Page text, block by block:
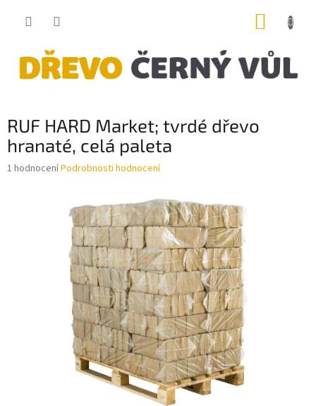
RUF HARD Market; tvrdé dřevo
hranaté, celá paleta
Průměrné
1 hodnoceníPodrobnosti hodnocení